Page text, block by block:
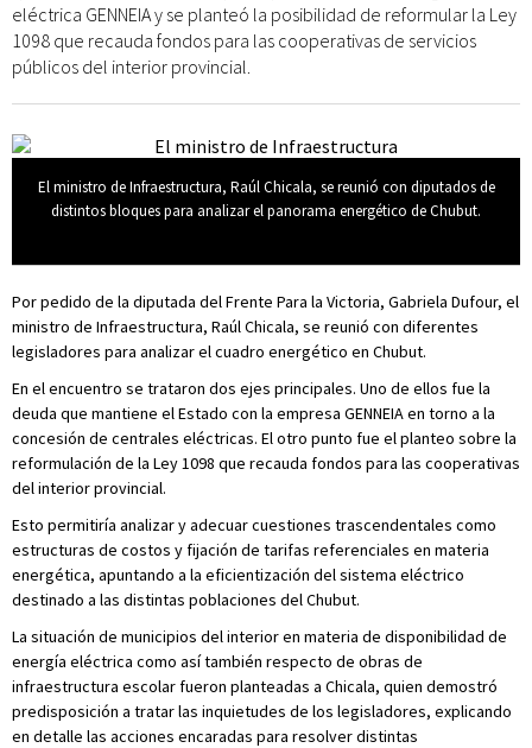
eléctrica GENNEIA y se planteó la posibilidad de reformular la Ley
1098 que recauda fondos para las cooperativas de servicios
públicos del interior provincial.
El ministro de Infraestructura, Raúl Chicala, se reunió con diputados de
distintos bloques para analizar el panorama energético de Chubut.
Por pedido de la diputada del Frente Para la Victoria, Gabriela Dufour, el
ministro de Infraestructura, Raúl Chicala, se reunió con diferentes
legisladores para analizar el cuadro energético en Chubut.
En el encuentro se trataron dos ejes principales. Uno de ellos fue la
deuda que mantiene el Estado con la empresa GENNEIA en torno a la
concesión de centrales eléctricas. El otro punto fue el planteo sobre la
reformulación de la Ley 1098 que recauda fondos para las cooperativas
del interior provincial.
Esto permitiría analizar y adecuar cuestiones trascendentales como
estructuras de costos y fijación de tarifas referenciales en materia
energética, apuntando a la eficientización del sistema eléctrico
destinado a las distintas poblaciones del Chubut.
La situación de municipios del interior en materia de disponibilidad de
energía eléctrica como así también respecto de obras de
infraestructura escolar fueron planteadas a Chicala, quien demostró
predisposición a tratar las inquietudes de los legisladores, explicando
en detalle las acciones encaradas para resolver distintas